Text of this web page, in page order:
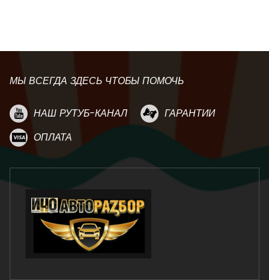
МЫ ВСЕГДА ЗДЕСЬ ЧТОБЫ ПОМОЧЬ
НАШ РУТУБ-КАНАЛ
ГАРАНТИИ
ОПЛАТА